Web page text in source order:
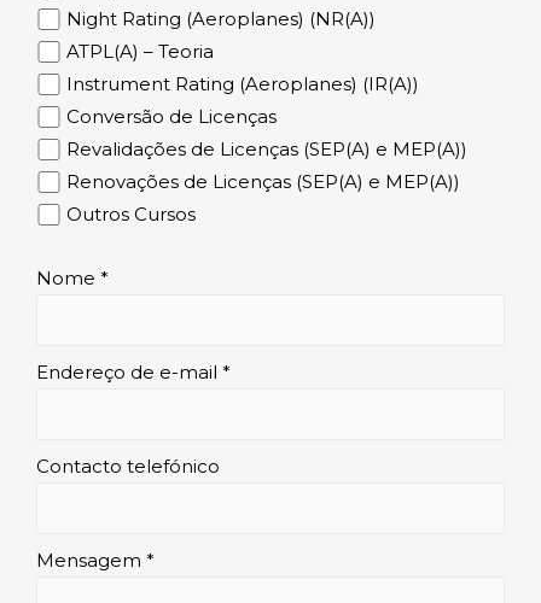
Nome *
Endereço de e-mail *
Contacto telefónico
Mensagem *
Night Rating (Aeroplanes) (NR(A))
ATPL(A) – Teoria
Instrument Rating (Aeroplanes) (IR(A))
Conversão de Licenças
Revalidações de Licenças (SEP(A) e MEP(A))
Renovações de Licenças (SEP(A) e MEP(A))
Outros Cursos